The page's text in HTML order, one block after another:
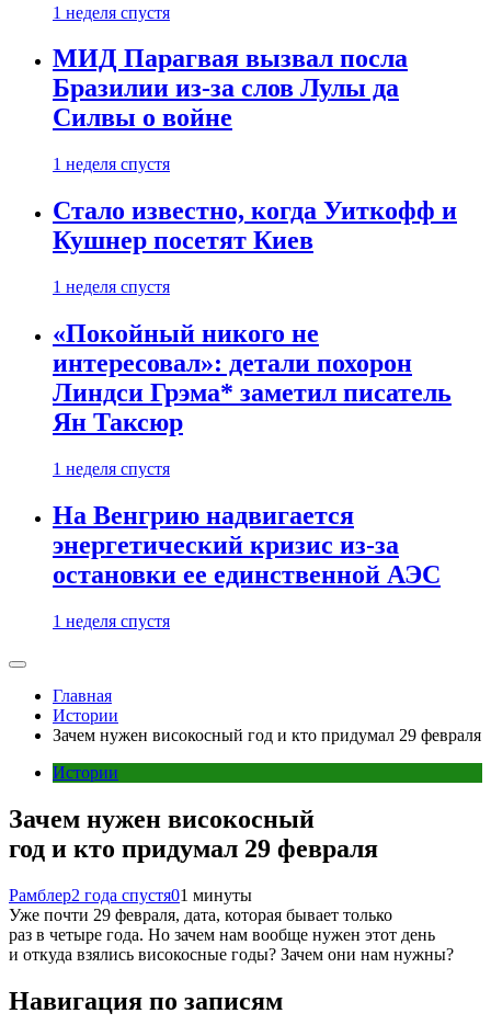
1 неделя спустя
МИД Парагвая вызвал посла
Бразилии из-за слов Лулы да
Силвы о войне
1 неделя спустя
Стало известно, когда Уиткофф и
Кушнер посетят Киев
1 неделя спустя
«Покойный никого не
интересовал»: детали похорон
Линдси Грэма* заметил писатель
Ян Таксюр
1 неделя спустя
На Венгрию надвигается
энергетический кризис из-за
остановки ее единственной АЭС
1 неделя спустя
Главная
Истории
Зачем нужен високосный год и кто придумал 29 февраля
Истории
Зачем нужен високосный
год и кто придумал 29 февраля
Рамблер2 года спустя01 минуты
Уже почти 29 февраля, дата, которая бывает только
раз в четыре года. Но зачем нам вообще нужен этот день
и откуда взялись високосные годы? Зачем они нам нужны?
Навигация по записям